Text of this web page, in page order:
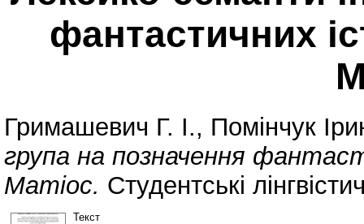
фантастичних
Гримашевич Г. І., Помінчук
група на позначення
Матіос. Студентські
Текст